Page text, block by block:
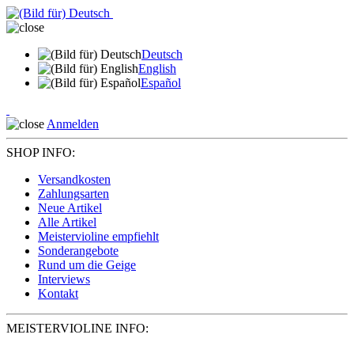
Deutsch
English
Español
Anmelden
SHOP INFO:
Versandkosten
Zahlungsarten
Neue Artikel
Alle Artikel
Meistervioline empfiehlt
Sonderangebote
Rund um die Geige
Interviews
Kontakt
MEISTERVIOLINE INFO: